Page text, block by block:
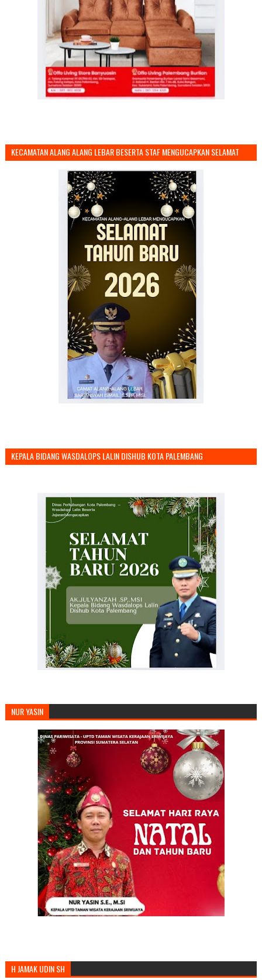
KECAMATAN ALANG ALANG LEBAR BESERTA STAF MENGUCAPKAN SELAMAT
KEPALA BIDANG WASDALOPS LALIN DISHUB KOTA PALEMBANG
NUR YASIN
H JAMAK UDIN SH